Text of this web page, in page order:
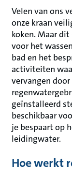
Velen van ons
onze kraan
koken. Maar
voor het
bad en het
activiteiten
vervangen
geïnstalleerd
beschikbaar
je bespaart op
leidingwater.
Hoe werkt